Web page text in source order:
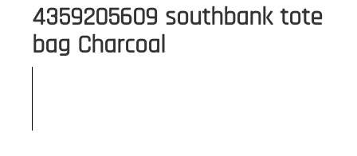
4359205609 southbank tote
bag Charcoal